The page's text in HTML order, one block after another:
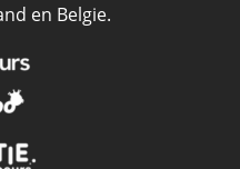
en Belgie.